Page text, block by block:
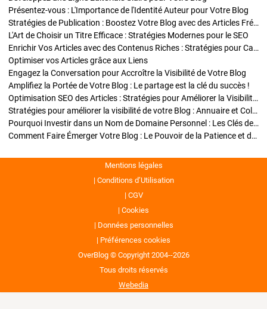
Présentez-vous : L'Importance de l'Identité Auteur pour Votre Blog
Stratégies de Publication : Boostez Votre Blog avec des Articles Fréquents et Exclusifs
L'Art de Choisir un Titre Efficace : Stratégies Modernes pour le SEO
Enrichir Vos Articles avec des Contenus Riches : Stratégies pour Captiver et Optimiser
Optimiser vos Articles grâce aux Liens
Engagez la Conversation pour Accroître la Visibilité de Votre Blog
Amplifiez la Portée de Votre Blog : Le partage est la clé du succès !
Optimisation SEO des Articles : Stratégies pour Améliorer la Visibilité de Votre Blog
Stratégies pour améliorer la visibilité de votre Blog : Annuaire et Collaborations
Pourquoi Investir dans un Nom de Domaine Personnel : Les Clés de la Réussite de Votre Blog
Comment Faire Émerger Votre Blog : Le Pouvoir de la Patience et de la Persévérance
Mentions légales
Conditions d’Utilisation
CGV
Cookies
Données personnelles
Préférences cookies
OverBlog © Copyright 2004--2026
Tous droits réservés
Webedia